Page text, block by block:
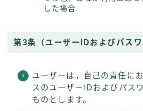
した場合
第3条（ユーザーIDおよびパスワ
ユーザーは，自己の責任に
スのユーザーIDおよびパス
ものとします。